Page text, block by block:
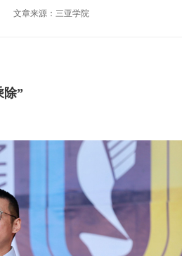
文章来源：三亚学院
除”